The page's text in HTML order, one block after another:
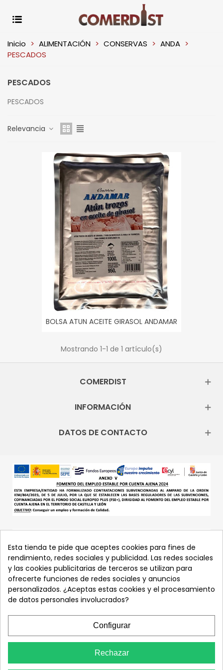
Inicio > ALIMENTACIÓN > CONSERVAS > ANDA >
PESCADOS
PESCADOS
PESCADOS
Relevancia
BOLSA ATUN ACEITE GIRASOL ANDAMAR
Mostrando 1-1 de 1 artículo(s)
COMERDIST
INFORMACIÓN
DATOS DE CONTACTO
Esta tienda te pide que aceptes cookies para fines de
rendimiento, redes sociales y publicidad. Las redes sociales
y las cookies publicitarias de terceros se utilizan para
ofrecerte funciones de redes sociales y anuncios
personalizados. ¿Aceptas estas cookies y el procesamiento
de datos personales involucrados?
Configurar
Rechazar